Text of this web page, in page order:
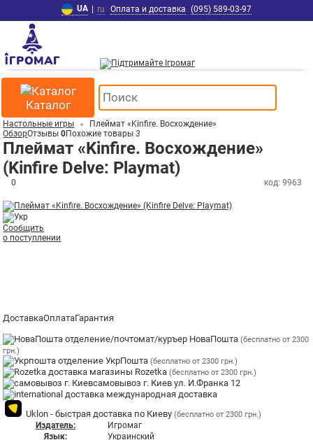
UA | ru Оплата и доставка (095) 589-03-97
Каталог
Настольные игры
Плеймат «Kinfire. Восхождение»
ОбзорОтзывы0Похожие товары3
Плеймат «Kinfire. Восхождение»
(Kinfire Delve: Playmat)
0 код: 9963
Сообщить
о поступлении
ДоставкаОплатаГарантия
отделение/почтомат/куръер НоваПошта(бесплатно от 2300
грн.)
отделение УкрПошта(бесплатно от 2300 грн.)
магазины Rozetka(бесплатно от 2300 грн.)
самовывоз г. Киев ул. И.Франка 12
международная доставка
Uklon - быстрая доставка по Киеву(бесплатно от 2300 грн.)
Издатель:
Игромаг
Язык:
Украинский